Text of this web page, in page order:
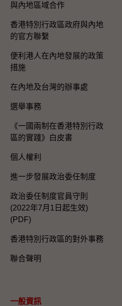
與內地區域合作
香港特別行政區政府與內地
的官方聯繫
便利港人在內地發展的政策
措施
在內地及台灣的辦事處
選舉事務
《一國兩制在香港特別行政
區的實踐》白皮書
個人權利
進一步發展政治委任制度
政治委任制度官員守則
(2022年7月1日起生效)
(PDF)
香港特別行政區的對外事務
聯合聲明
一般資訊​